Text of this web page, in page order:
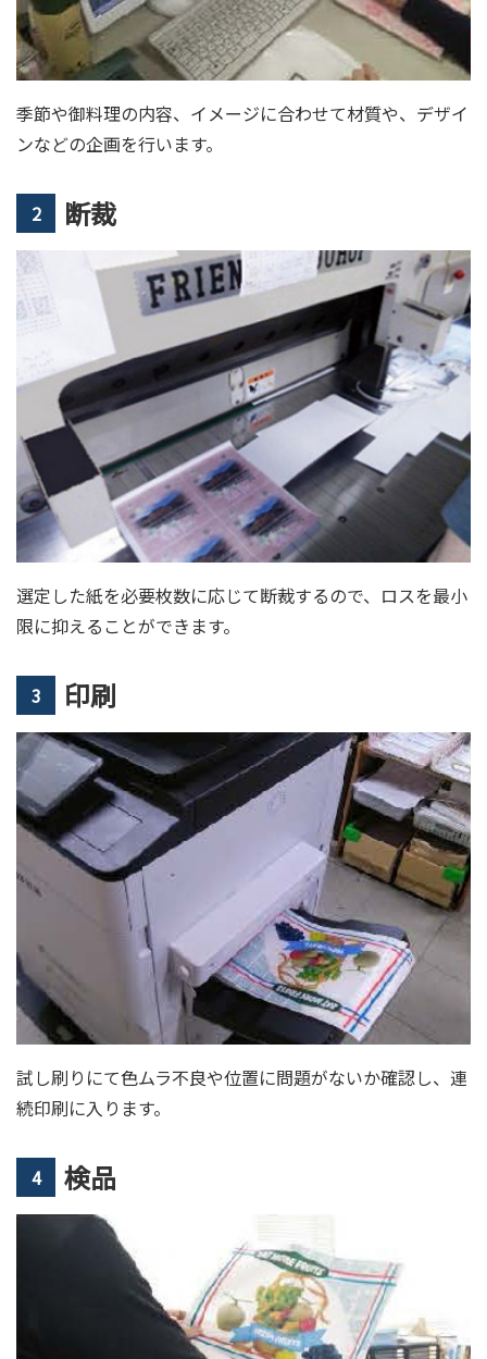
季節や御料理の内容、イメージに合わせて材質や、デザイ
ンなどの企画を行います。
2 断裁
選定した紙を必要枚数に応じて断裁するので、ロスを最小
限に抑えることができます。
3 印刷
試し刷りにて色ムラ不良や位置に問題がないか確認し、連
続印刷に入ります。
4 検品